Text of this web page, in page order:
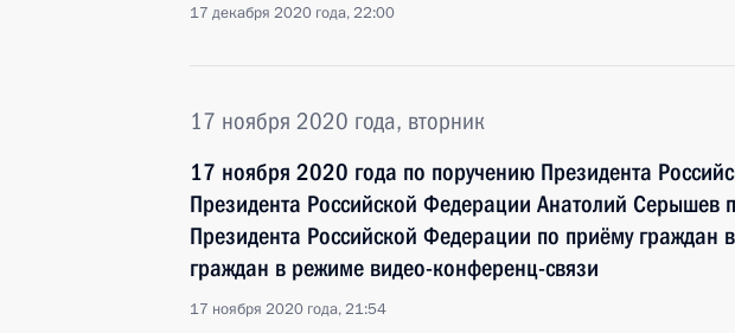
17 декабря 2020 года, 22:00
17 ноября 2020 года, вторник
17 ноября 2020 года по поручению Президента
Президента Российской Федерации Анатолий Серышев
Президента Российской Федерации по приёму граждан
граждан в режиме видео-конференц-связи
17 ноября 2020 года, 21:54